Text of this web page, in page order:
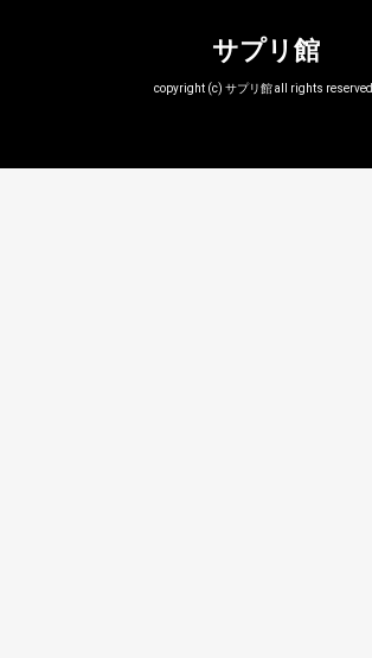
サプリ館
copyright (c) サプリ館 all rights reserved.